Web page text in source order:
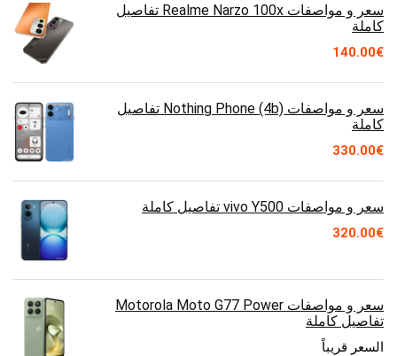
سعر و مواصفات Realme Narzo 100x تفاصيل
كاملة
€
140.00
سعر و مواصفات Nothing Phone (4b) تفاصيل
كاملة
€
330.00
سعر و مواصفات vivo Y500 تفاصيل كاملة
€
320.00
سعر و مواصفات Motorola Moto G77 Power
تفاصيل كاملة
السعر قريباً